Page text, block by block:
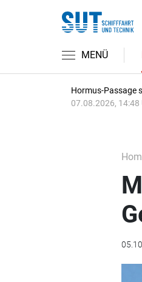
MENÜ
Hormus-Passage
07.08.2026, 14:48